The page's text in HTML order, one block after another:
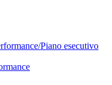
Piano esecutivo